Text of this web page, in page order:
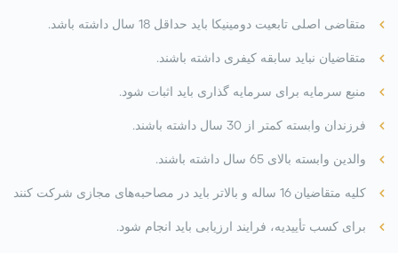
متقاضی اصلی تابعیت دومینیکا باید حداقل 18 سال داشته باشد.
متقاضیان نباید سابقه کیفری داشته باشند.
منبع سرمایه برای سرمایه گذاری باید اثبات شود.
فرزندان وابسته کمتر از 30 سال داشته باشند.
والدین وابسته بالای 65 سال داشته باشند.
کلیه متقاضیان 16 ساله و بالاتر باید در مصاحبه‌های مجازی شرکت کنند
برای کسب تأییدیه، فرایند ارزیابی باید انجام شود.